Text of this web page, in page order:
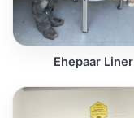
Ehepaar Liner